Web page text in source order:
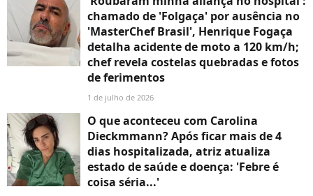
chamado de 'Folgaça' por ausência no
'MasterChef Brasil', Henrique Fogaça
detalha acidente de moto a 120 km/h;
chef revela costelas quebradas e fotos
de ferimentos
1 de julho de 2026
O que aconteceu com Carolina
Dieckmmann? Após ficar mais de 4
dias hospitalizada, atriz atualiza
estado de saúde e doença: 'Febre é
coisa séria...'